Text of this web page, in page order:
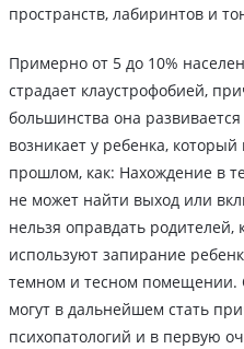
пространств, лабиринтов и
Примерно от 5 до 10%
страдает клаустрофобией,
большинства она
возникает у ребенка,
прошлом, как: Нахождение в
не может найти выход или
нельзя оправдать родителей,
используют запирание
темном и тесном помещении.
могут в дальнейшем стать
психопатологий и в первую